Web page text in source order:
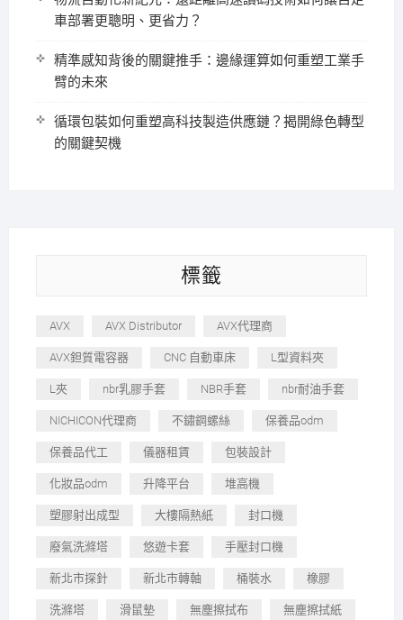
車部署更聰明、更省力？
精準感知背後的關鍵推手：邊緣運算如何重塑工業手
臂的未來
循環包裝如何重塑高科技製造供應鏈？揭開綠色轉型
的關鍵契機
標籤
AVX AVX Distributor AVX代理商
AVX鉭質電容器 CNC 自動車床 L型資料夾
L夾 nbr乳膠手套 NBR手套 nbr耐油手套
NICHICON代理商 不鏽鋼螺絲 保養品odm
保養品代工 儀器租賃 包裝設計
化妝品odm 升降平台 堆高機
塑膠射出成型 大樓隔熱紙 封口機
廢氣洗滌塔 悠遊卡套 手壓封口機
新北市探針 新北市轉軸 桶裝水 橡膠
洗滌塔 滑鼠墊 無塵擦拭布 無塵擦拭紙